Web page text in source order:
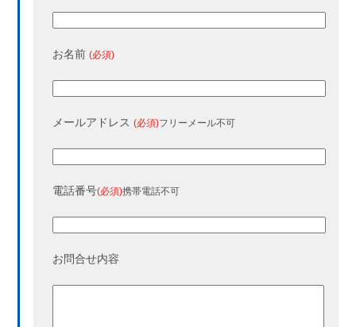
お名前(必須)
メールアドレス(必須)フリーメール不可
電話番号(必須)携帯電話不可
お問合せ内容